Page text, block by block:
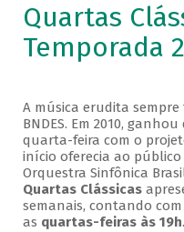
Quartas
Temporada
A música erudita
BNDES. Em 2010,
quarta-feira com o
início oferecia ao
Orquestra Sinfônica
Quartas Clássicas
semanais, contando
as quartas-feiras às 19h.